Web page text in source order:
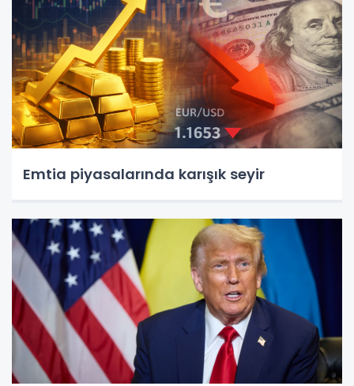
Emtia piyasalarında karışık seyir